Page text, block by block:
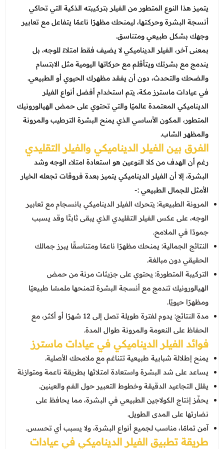
عروض العناية بالشعر
عروض الرجال
عروض جراحات التجميل
عروض المختبر
عروض الاشعة
عروض الباطنة
عروض العظام
عروض الانف والاذن والحنجرة
عروض العلاج الطبيعي
يتميز هذا النوع المتطور من الفيلر بتركيبته الذكية التي تحاكي
أنسجة البشرة وحركتها، ليمنحك مظهرًا ناعمًا يتفاعل مع تعابير
وجهك بشكل طبيعي ومتناسق.
بمعنى آخر، الفيلر الديناميكي لا يضيف فقط امتلاءً للوجه، بل
يندمج مع بشرتك ويتأقلم مع حركاتها اليومية مثل الابتسام
والضحك والتحدث، دون أن يفقد مظهرك الحيوي أو الطبيعي.
في عيادات ماسترز مكة، يتم استخدام أفضل أنواع الفيلر
الديناميكي المعتمدة عالميًا والتي تحتوي على حمض الهيالورونيك
المتطور، المكون الأساسي الذي يمنح البشرة الترطيب والمرونة
والمظهر الشاب.
الفرق بين الفيلر الديناميكي والفيلر التقليدي
رغم أن الهدف من كلا النوعين هو استعادة امتلاء الوجه وشد
البشرة، إلا أن الفيلر الديناميكي يتميز بعدة فروقات تجعله الخيار
الأمثل للجمال الطبيعي :-
المرونة الطبيعية: يتحرك الفيلر الديناميكي بانسجام مع تعابير
الوجه، على عكس الفيلر التقليدي الذي يبقى ثابتًا وقد يسبب
جمودًا في الملامح.
النتائج الجمالية: يمنحك مظهرًا ناعمًا ومتناسقًا يبرز جمالك
الحقيقي دون مبالغة.
التركيبة المتطورة: يحتوي على جزيئات مرنة من حمض
الهيالورونيك تندمج مع أنسجة البشرة لتمنحها ملمسًا طبيعيًا
ومظهرًا حيويًا.
مدة النتائج: يدوم لفترة طويلة تصل إلى 12 شهرًا أو أكثر، مع
الحفاظ على النعومة والمرونة طوال المدة.
فوائد الفيلر الديناميكي في عيادات ماسترز
يمنح إطلالة شبابية طبيعية تتناغم مع ملامحك الأصلية.
يساعد على شد البشرة واستعادة امتلائها بطريقة ناعمة ومتوازنة
يقلل التجاعيد الدقيقة وخطوط التعبير حول الفم والعينين.
يحفّز إنتاج الكولاجين الطبيعي في البشرة، مما يحافظ على
نضارتها على المدى الطويل.
آمن تمامًا، مناسب لجميع أنواع البشرة، ولا يسبب أي تحسس.
طريقة تطبيق الفيلر الديناميكي في عيادات